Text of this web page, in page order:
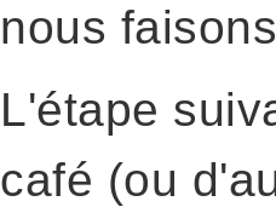
nous
L'étape
café (ou